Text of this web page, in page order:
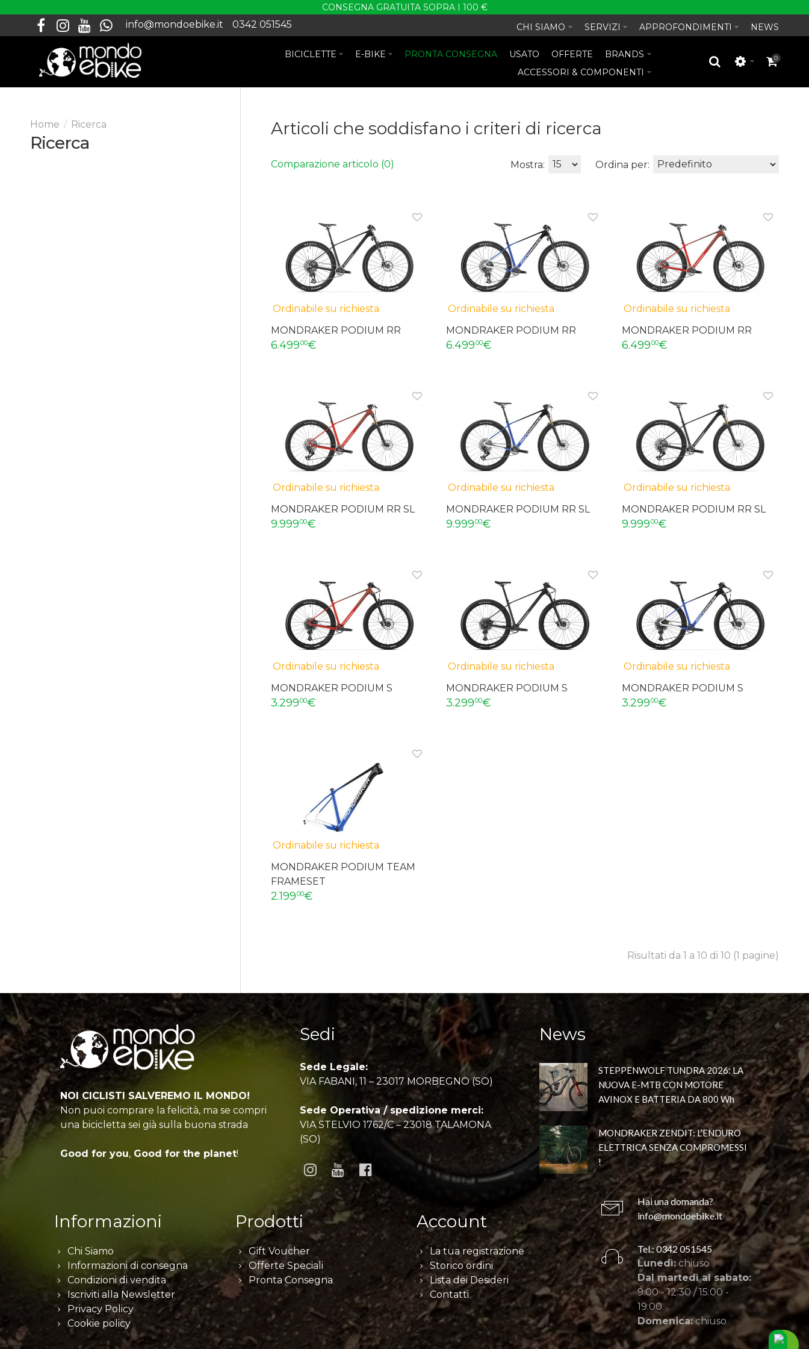
CONSEGNA GRATUITA SOPRA I 100 €
info@mondoebike.it 0342 051545 CHI SIAMO SERVIZI APPROFONDIMENTI NEWS
BICICLETTE E-BIKE PRONTA CONSEGNA USATO OFFERTE
BRANDS
ACCESSORI & COMPONENTI
0
Articoli che soddisfano i criteri di ricerca
Comparazione articolo (0) Mostra: Ordina per:
MONDRAKER PODIUM RR
6.49900€
Ordinabile su richiesta
MONDRAKER PODIUM RR
6.49900€
Ordinabile su richiesta
MONDRAKER PODIUM RR
6.49900€
Ordinabile su richiesta
MONDRAKER PODIUM RR SL
9.99900€
Ordinabile su richiesta
MONDRAKER PODIUM RR SL
9.99900€
Ordinabile su richiesta
MONDRAKER PODIUM RR SL
9.99900€
Ordinabile su richiesta
MONDRAKER PODIUM S
3.29900€
Ordinabile su richiesta
MONDRAKER PODIUM S
3.29900€
Ordinabile su richiesta
MONDRAKER PODIUM S
3.29900€
Ordinabile su richiesta
MONDRAKER PODIUM TEAM
FRAMESET
2.19900€
Ordinabile su richiesta
Risultati da 1 a 10 di 10 (1 pagine)
Ricerca
Ricerca
NOI CICLISTI SALVEREMO IL MONDO!
Non puoi comprare la felicità, ma se compri
una bicicletta sei già sulla buona strada
Good for you, Good for the planet!
Sedi
Sede Legale:
VIA FABANI, 11 – 23017 MORBEGNO (SO)
Sede Operativa / spedizione merci:
VIA STELVIO 1762/C – 23018 TALAMONA
(SO)
News
STEPPENWOLF TUNDRA 2026: LA
NUOVA E-MTB CON MOTORE
AVINOX E BATTERIA DA 800 Wh
MONDRAKER ZENDIT: L’ENDURO
ELETTRICA SENZA COMPROMESSI
!
Informazioni
Chi Siamo
Informazioni di consegna
Condizioni di vendita
Iscriviti alla Newsletter
Privacy Policy
Cookie policy
Prodotti
Gift Voucher
Offerte Speciali
Pronta Consegna
Account
La tua registrazione
Storico ordini
Lista dei Desideri
Contatti
Hai una domanda?
info@mondoebike.it
Tel.: 0342 051545
Lunedì:chiuso
Dal martedì al sabato:
9:00 - 12:30 / 15:00 -
19:00
Domenica:chiuso